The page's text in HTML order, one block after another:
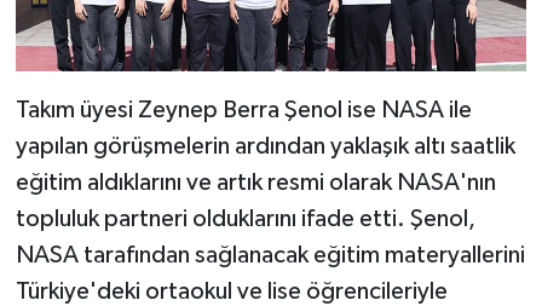
Takım üyesi Zeynep Berra Şenol ise NASA ile
yapılan görüşmelerin ardından yaklaşık altı saatlik
eğitim aldıklarını ve artık resmi olarak NASA'nın
topluluk partneri olduklarını ifade etti. Şenol,
NASA tarafından sağlanacak eğitim materyallerini
Türkiye'deki ortaokul ve lise öğrencileriyle